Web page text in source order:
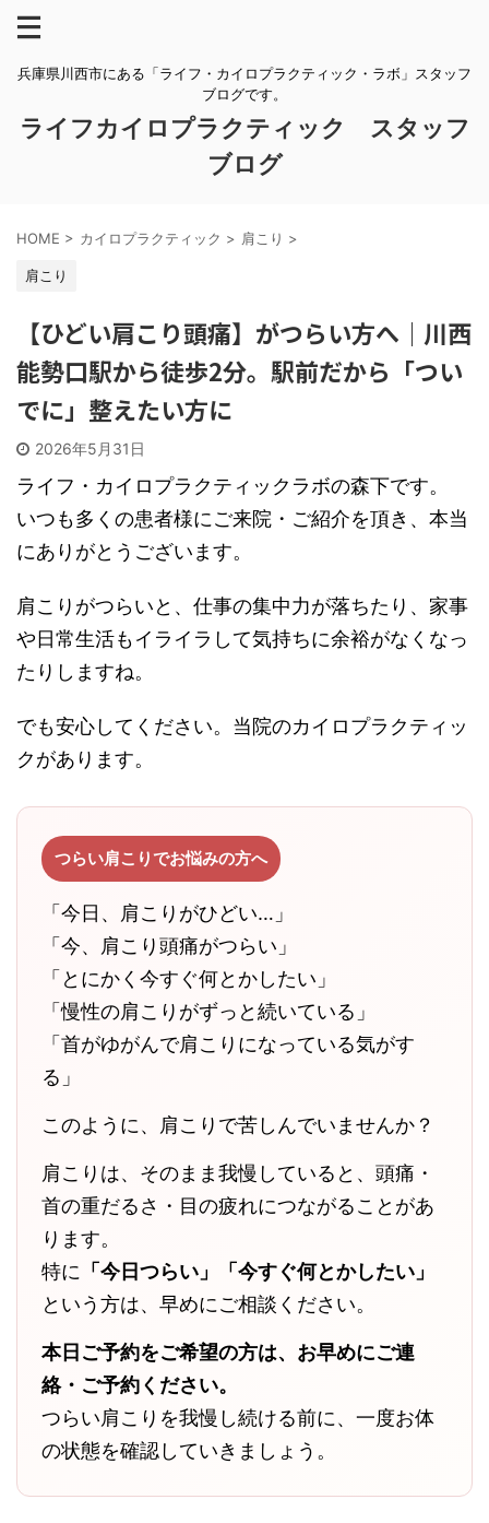
兵庫県川西市にある「ライフ・カイロプラクティック・ラボ」スタッフ
ブログです。
ライフカイロプラクティック スタッフ
ブログ
HOME > カイロプラクティック > 肩こり >
肩こり
【ひどい肩こり頭痛】がつらい方へ｜川西
能勢口駅から徒歩2分。駅前だから「つい
でに」整えたい方に
2026年5月31日
ライフ・カイロプラクティックラボの森下です。
いつも多くの患者様にご来院・ご紹介を頂き、本当
にありがとうございます。
肩こりがつらいと、仕事の集中力が落ちたり、家事
や日常生活もイライラして気持ちに余裕がなくなっ
たりしますね。
でも安心してください。当院のカイロプラクティッ
クがあります。
つらい肩こりでお悩みの方へ
「今日、肩こりがひどい…」
「今、肩こり頭痛がつらい」
「とにかく今すぐ何とかしたい」
「慢性の肩こりがずっと続いている」
「首がゆがんで肩こりになっている気がす
る」
このように、肩こりで苦しんでいませんか？
肩こりは、そのまま我慢していると、頭痛・
首の重だるさ・目の疲れにつながることがあ
ります。
特に 「今日つらい」「今すぐ何とかしたい」
という方は、早めにご相談ください。
本日ご予約をご希望の方は、お早めにご連
絡・ご予約ください。
つらい肩こりを我慢し続ける前に、一度お体
の状態を確認していきましょう。